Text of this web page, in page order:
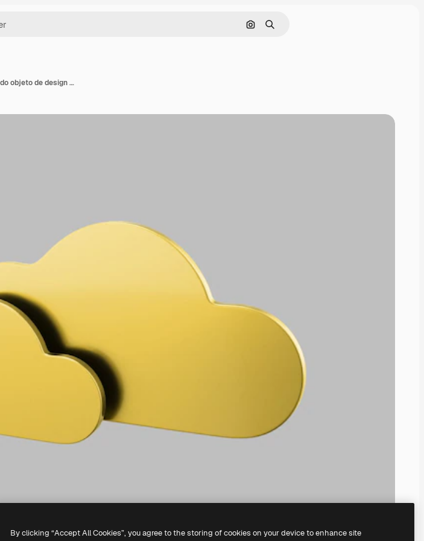
Pesquisar por imagem
Buscar
Duas nuvens douradas mono cor em um fundo cinza sólido objeto de design minimalista ícone de renderização 3d elemento de interface ui ux
By clicking “Accept All Cookies”, you agree to the storing of cookies on your device to enhance site